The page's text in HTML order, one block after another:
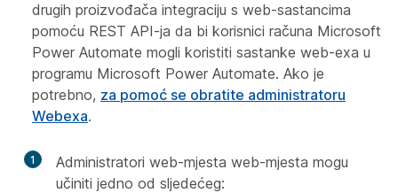
drugih proizvođača integraciju s web-sastancima
pomoću REST API-ja da bi korisnici računa Microsoft
Power Automate mogli koristiti sastanke web-exa u
programu Microsoft Power Automate. Ako je
potrebno, za pomoć se obratite administratoru
Webexa.
1
Administratori web-mjesta web-mjesta mogu
učiniti jedno od sljedećeg: